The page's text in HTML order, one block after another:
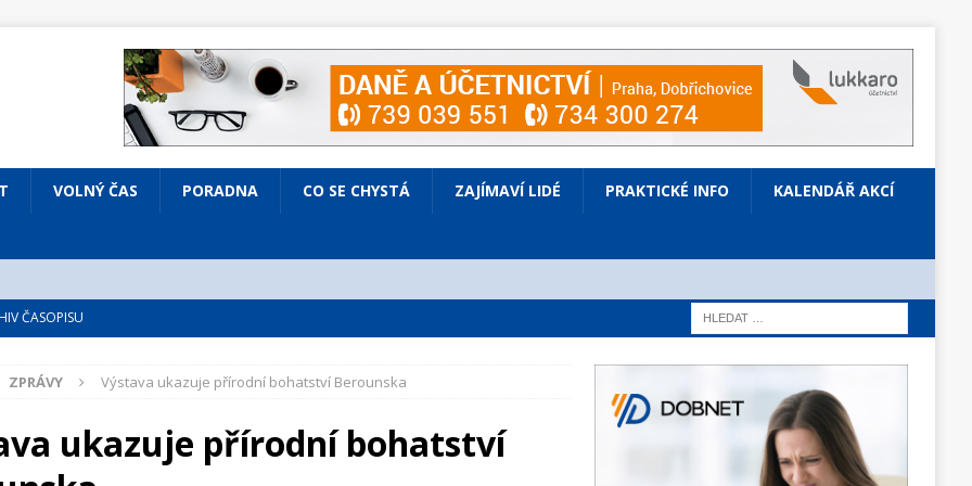
VOLNÝ ČAS PORADNA CO SE CHYSTÁ ZAJÍMAVÍ LIDÉ PRAKTICKÉ INFO KALENDÁŘ AKCÍ
ČASOPISU
VOLNÝ ČAS
Prodaná nevěsta
KULTURA
ve Všenorech KULTURA
ZPRÁVY Výstava ukazuje přírodní bohatství Berounska
ukazuje přírodní bohatství